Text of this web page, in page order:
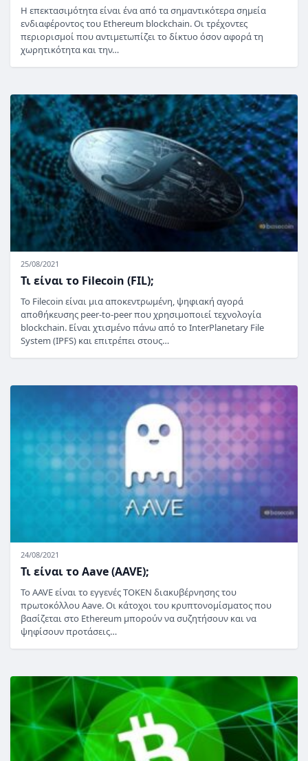
Η επεκτασιμότητα είναι ένα από τα σημαντικότερα σημεία
ενδιαφέροντος του Ethereum blockchain. Οι τρέχοντες
περιορισμοί που αντιμετωπίζει το δίκτυο όσον αφορά τη
χωρητικότητα και την…
25/08/2021
Τι είναι το Filecoin (FIL);
Το Filecoin είναι μια αποκεντρωμένη, ψηφιακή αγορά
αποθήκευσης peer-to-peer που χρησιμοποιεί τεχνολογία
blockchain. Είναι χτισμένο πάνω από το InterPlanetary File
System (IPFS) και επιτρέπει στους…
24/08/2021
Τι είναι το Aave (AAVE);
Το AAVE είναι το εγγενές TOKEN διακυβέρνησης του
πρωτοκόλλου Aave. Οι κάτοχοι του κρυπτονομίσματος που
βασίζεται στο Ethereum μπορούν να συζητήσουν και να
ψηφίσουν προτάσεις…